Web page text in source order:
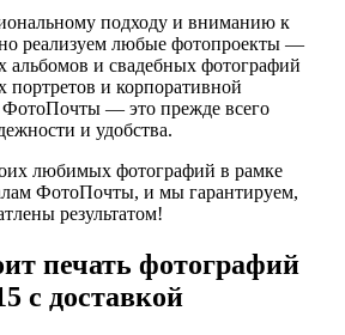
подходу и вниманию к
реализуем любые фотопроекты —
альбомов и свадебных фотографий
портретов и корпоративной
— это прежде всего
и удобства.
любимых фотографий в рамке
ФотоПочты, и мы гарантируем,
результатом!
печать фотографий
с доставкой